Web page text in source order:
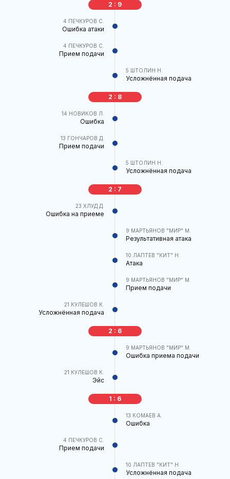
2 : 9
4 ПЕЧКУРОВ С.
Ошибка атаки
4 ПЕЧКУРОВ С.
Прием подачи
5 ШТОЛИН Н.
Усложнённая подача
2 : 8
14 НОВИКОВ Л.
Ошибка
13 ГОНЧАРОВ Д.
Прием подачи
5 ШТОЛИН Н.
Усложнённая подача
2 : 7
23 ХЛУД Д.
Ошибка на приеме
9 МАРТЬЯНОВ "МИР" М.
Результативная атака
10 ЛАПТЕВ "КИТ" Н.
Атака
9 МАРТЬЯНОВ "МИР" М.
Прием подачи
21 КУЛЕШОВ К.
Усложнённая подача
2 : 6
9 МАРТЬЯНОВ "МИР" М.
Ошибка приема подачи
21 КУЛЕШОВ К.
Эйс
1 : 6
13 КОМАЕВ А.
Ошибка
4 ПЕЧКУРОВ С.
Прием подачи
10 ЛАПТЕВ "КИТ" Н.
Усложнённая подача